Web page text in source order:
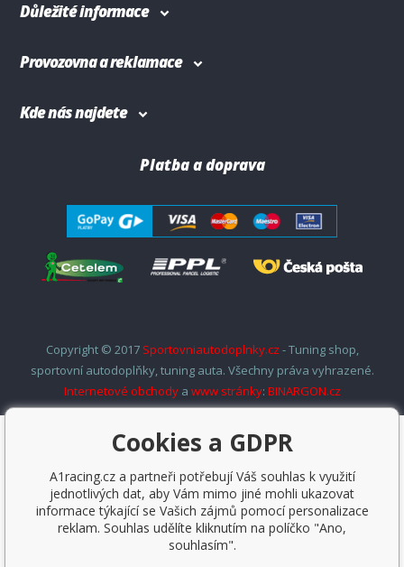
Důležité informace
Provozovna a reklamace
Kde nás najdete
Platba a doprava
Copyright © 2017 Sportovniautodoplnky.cz - Tuning shop,
sportovní autodoplňky, tuning auta. Všechny práva vyhrazené.
Internetové obchodya www stránky: BINARGON.cz
Cookies a GDPR
A1racing.cz a partneři potřebují Váš souhlas k využití
jednotlivých dat, aby Vám mimo jiné mohli ukazovat
informace týkající se Vašich zájmů pomocí personalizace
reklam. Souhlas udělíte kliknutím na políčko "Ano,
souhlasím".